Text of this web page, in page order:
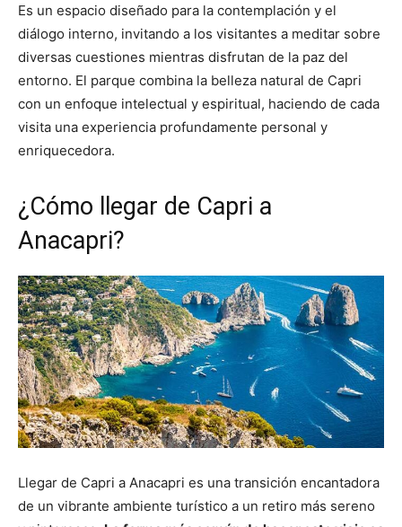
Es un espacio diseñado para la contemplación y el
diálogo interno, invitando a los visitantes a meditar sobre
diversas cuestiones mientras disfrutan de la paz del
entorno. El parque combina la belleza natural de Capri
con un enfoque intelectual y espiritual, haciendo de cada
visita una experiencia profundamente personal y
enriquecedora.
¿Cómo llegar de Capri a
Anacapri?
Llegar de Capri a Anacapri es una transición encantadora
de un vibrante ambiente turístico a un retiro más sereno